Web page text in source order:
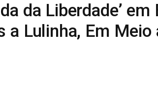
da Liberdade’
a Lulinha, Em Meio